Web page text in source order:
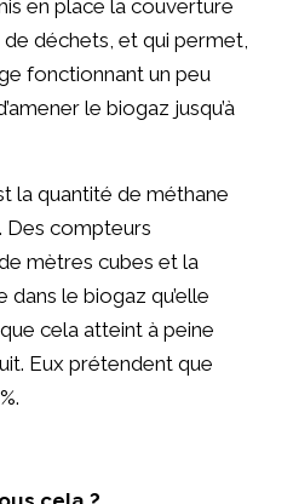
en place la couverture
déchets, et qui permet,
fonctionnant un peu
le biogaz jusqu’à
la quantité de méthane
Des compteurs
mètres cubes et la
le biogaz qu’elle
cela atteint à peine
Eux prétendent que